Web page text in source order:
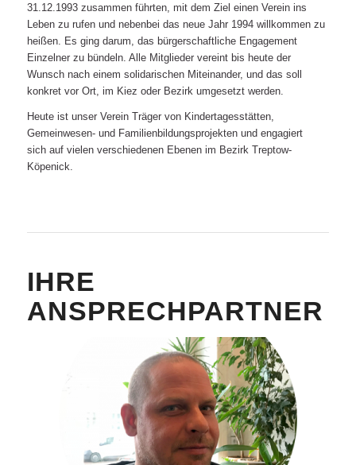
31.12.1993 zusammen führten, mit dem Ziel einen Verein ins
Leben zu rufen und nebenbei das neue Jahr 1994 willkommen zu
heißen. Es ging darum, das bürgerschaftliche Engagement
Einzelner zu bündeln. Alle Mitglieder vereint bis heute der
Wunsch nach einem solidarischen Miteinander, und das soll
konkret vor Ort, im Kiez oder Bezirk umgesetzt werden.
Heute ist unser Verein Träger von Kindertagesstätten,
Gemeinwesen- und Familienbildungsprojekten und engagiert
sich auf vielen verschiedenen Ebenen im Bezirk Treptow-
Köpenick.
IHRE
ANSPRECHPARTNER